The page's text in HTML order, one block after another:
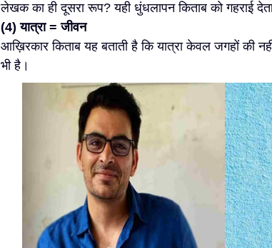
लेखक का ही दूसरा रूप? यही धुंधलापन किताब को गहराई
(4) यात्रा = जीवन
आख़िरकार किताब यह बताती है कि यात्रा केवल जगहों की
भी है।